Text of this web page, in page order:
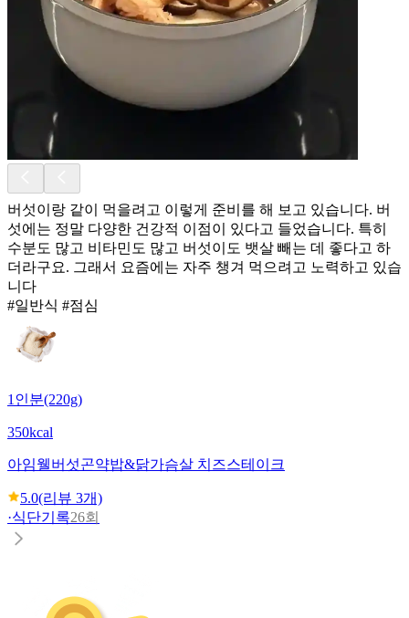
버섯이랑 같이 먹을려고 이렇게 준비를 해 보고 있습니다. 버
섯에는 정말 다양한 건강적 이점이 있다고 들었습니다. 특히
수분도 많고 비타민도 많고 버섯이도 뱃살 빼는 데 좋다고 하
더라구요. 그래서 요즘에는 자주 챙겨 먹으려고 노력하고 있습
니다
#일반식 #점심
1인분(220g)
350kcal
아임웰버섯곤약밥&닭가슴살 치즈스테이크
5.0(리뷰 3개)
·식단기록26회